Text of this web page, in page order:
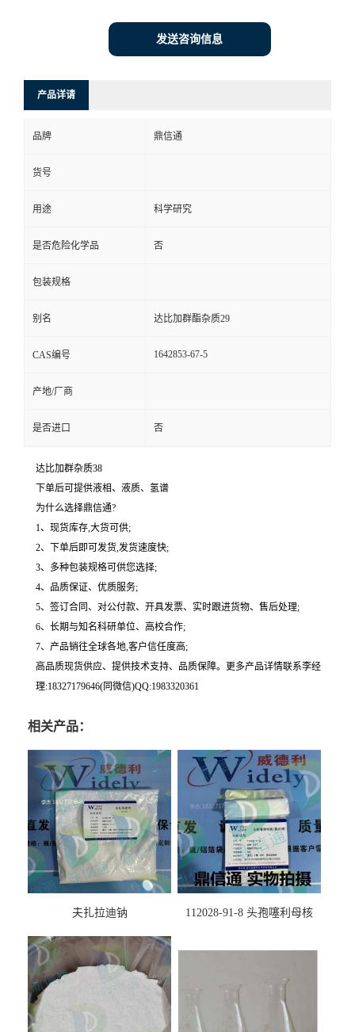
发送咨询信息
产品详请
品牌 鼎信通
货号
用途 科学研究
是否危险化学品 否
包装规格
别名 达比加群酯杂质29
CAS编号 1642853-67-5
产地/厂商
是否进口 否
达比加群杂质38
下单后可提供液相、液质、氢谱
为什么选择鼎信通?
1、现货库存,大货可供;
2、下单后即可发货,发货速度快;
3、多种包装规格可供您选择;
4、品质保证、优质服务;
5、签订合同、对公付款、开具发票、实时跟进货物、售后处理;
6、长期与知名科研单位、高校合作;
7、产品销往全球各地,客户信任度高;
高品质现货供应、提供技术支持、品质保障。更多产品详情联系李经
理:18327179646(同微信)QQ:1983320361
相关产品：
夫扎拉迪钠
112028-91-8 头孢噻利母核